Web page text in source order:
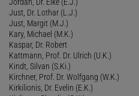
Just, Dr. Lothar (L.J.)
Just, Margit (M.J.)
Kary, Michael (M.K.)
Kaspar, Dr. Robert
Kattmann, Prof. Dr. Ulrich (U.K.)
Kindt, Silvan (S.Ki.)
Kirchner, Prof. Dr. Wolfgang (W.K.)
Kirkilionis, Dr. Evelin (E.K.)